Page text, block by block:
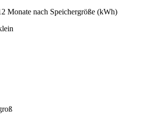
Monate nach Speichergröße (kWh)